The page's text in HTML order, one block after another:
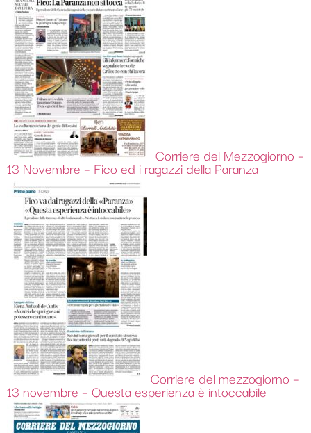
Corriere del Mezzogiorno –
13 Novembre – Fico ed i ragazzi della Paranza
Corriere del mezzogiorno –
13 novembre – Questa esperienza è intoccabile